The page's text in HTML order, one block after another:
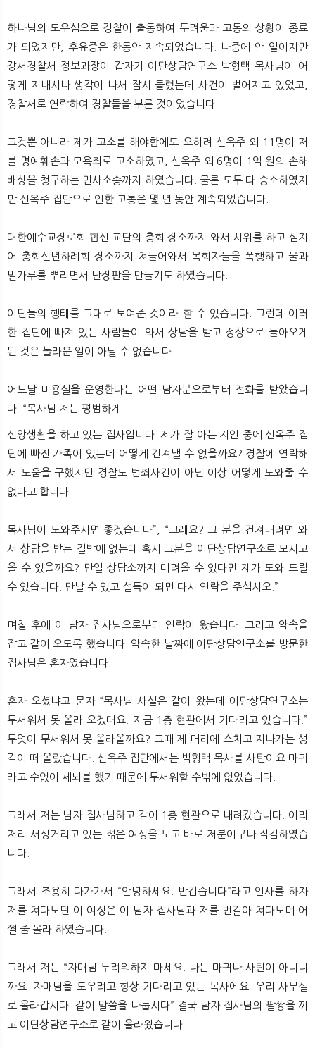
하나님의 도우심으로 경찰이 출동하여 두려움과 고통의 상황이 종료
가 되었지만, 후유증은 한동안 지속되었습니다. 나중에 안 일이지만
강서경찰서 정보과장이 갑자기 이단상담연구소 박형택 목사님이 어
떻게 지내시나 생각이 나서 잠시 들렀는데 사건이 벌어지고 있었고,
경찰서로 연락하여 경찰들을 부른 것이었습니다.
그것뿐 아니라 제가 고소를 해야함에도 오히려 신옥주 외 11명이 저
를 명예훼손과 모욕죄로 고소하였고, 신옥주 외 6명이 1억 원의 손해
배상을 청구하는 민사소송까지 하였습니다. 물론 모두 다 승소하였지
만 신옥주 집단으로 인한 고통은 몇 년 동안 계속되었습니다.
대한예수교장로회 합신 교단의 총회 장소까지 와서 시위를 하고 심지
어 총회신년하례회 장소까지 쳐들어와서 목회자들을 폭행하고 물과
밀가루를 뿌리면서 난장판을 만들기도 하였습니다.
이단들의 행태를 그대로 보여준 것이라 할 수 있습니다. 그런데 이러
한 집단에 빠져 있는 사람들이 와서 상담을 받고 정상으로 돌아오게
된 것은 놀라운 일이 아닐 수 없습니다.
어느날 미용실을 운영한다는 어떤 남자분으로부터 전화를 받았습니
다. “목사님 저는 평범하게
신앙생활을 하고 있는 집사입니다. 제가 잘 아는 지인 중에 신옥주 집
단에 빠진 가족이 있는데 어떻게 건져낼 수 없을까요? 경찰에 연락해
서 도움을 구했지만 경찰도 범죄사건이 아닌 이상 어떻게 도와줄 수
없다고 합니다.
목사님이 도와주시면 좋겠습니다”, “그래요? 그 분을 건져내려면 와
서 상담을 받는 길밖에 없는데 혹시 그분을 이단상담연구소로 모시고
올 수 있을까요? 만일 상담소까지 데려올 수 있다면 제가 도와 드릴
수 있습니다. 만날 수 있고 설득이 되면 다시 연락을 주십시오.”
며칠 후에 이 남자 집사님으로부터 연락이 왔습니다. 그리고 약속을
잡고 같이 오도록 했습니다. 약속한 날짜에 이단상담연구소를 방문한
집사님은 혼자였습니다.
혼자 오셨냐고 묻자 “목사님 사실은 같이 왔는데 이단상담연구소는
무서워서 못 올라 오겠대요. 지금 1층 현관에서 기다리고 있습니다.”
무엇이 무서워서 못 올라올까요? 그때 제 머리에 스치고 지나가는 생
각이 떠 올랐습니다. 신옥주 집단에서는 박형택 목사를 사탄이요 마귀
라고 수없이 세뇌를 했기 때문에 무서워할 수밖에 없었습니다.
그래서 저는 남자 집사님하고 같이 1층 현관으로 내려갔습니다. 이리
저리 서성거리고 있는 젊은 여성을 보고 바로 저분이구나 직감하였습
니다.
그래서 조용히 다가가서 “안녕하세요. 반갑습니다”라고 인사를 하자
저를 쳐다보던 이 여성은 이 남자 집사님과 저를 번갈아 쳐다보며 어
쩔 줄 몰라 하였습니다.
그래서 저는 “자매님 두려워하지 마세요. 나는 마귀나 사탄이 아니니
까요. 자매님을 도우려고 항상 기다리고 있는 목사에요. 우리 사무실
로 올라갑시다. 같이 말씀을 나눕시다” 결국 남자 집사님의 팔짱을 끼
고 이단상담연구소로 같이 올라왔습니다.